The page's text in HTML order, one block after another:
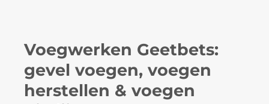
Voegwerken Geetbets:
gevel voegen, voegen
herstellen & voegen